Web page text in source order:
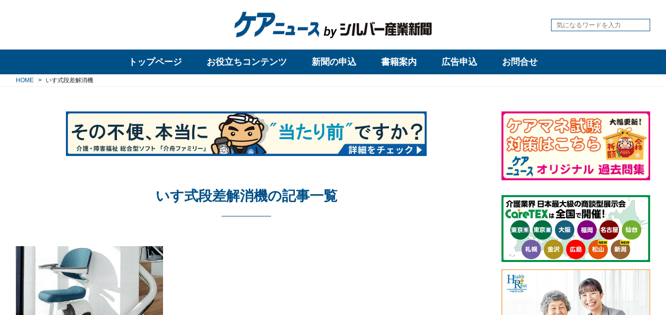
トップページ お役立ちコンテンツ 新聞の申込 書籍案内 広告申込 お問合せ
HOME いす式段差解消機
いす式段差解消機の記事一覧